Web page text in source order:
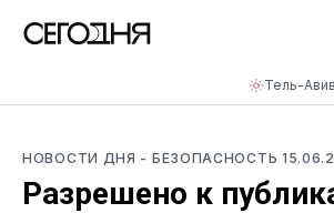
Тель-
НОВОСТИ ДНЯ - БЕЗОПАСНОСТЬ
Разрешено к